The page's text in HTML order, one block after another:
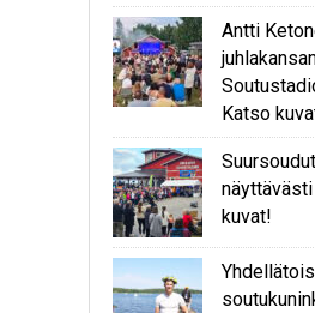
Antti
Katso
kuvat!